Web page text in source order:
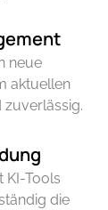
neue
aktuellen
zuverlässig.
KI-Tools
die